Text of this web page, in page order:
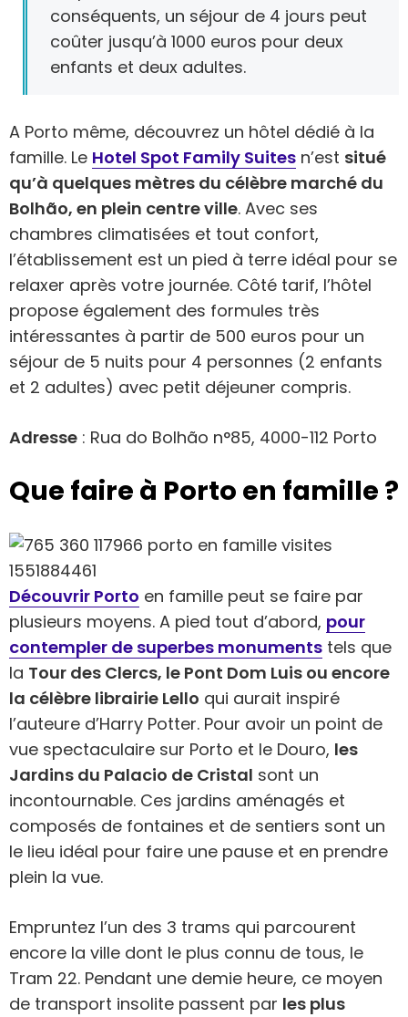
conséquents, un séjour de 4 jours peut
coûter jusqu’à 1000 euros pour deux
enfants et deux adultes.
A Porto même, découvrez un hôtel dédié à la
famille. Le Hotel Spot Family Suites n’est situé
qu’à quelques mètres du célèbre marché du
Bolhão, en plein centre ville. Avec ses
chambres climatisées et tout confort,
l’établissement est un pied à terre idéal pour se
relaxer après votre journée. Côté tarif, l’hôtel
propose également des formules très
intéressantes à partir de 500 euros pour un
séjour de 5 nuits pour 4 personnes (2 enfants
et 2 adultes) avec petit déjeuner compris.
Adresse : Rua do Bolhão n°85, 4000-112 Porto
Que faire à Porto en famille ?
Découvrir Porto en famille peut se faire par
plusieurs moyens. A pied tout d’abord, pour
contempler de superbes monuments tels que
la Tour des Clercs, le Pont Dom Luis ou encore
la célèbre librairie Lello qui aurait inspiré
l’auteure d’Harry Potter. Pour avoir un point de
vue spectaculaire sur Porto et le Douro, les
Jardins du Palacio de Cristal sont un
incontournable. Ces jardins aménagés et
composés de fontaines et de sentiers sont un
le lieu idéal pour faire une pause et en prendre
plein la vue.
Empruntez l’un des 3 trams qui parcourent
encore la ville dont le plus connu de tous, le
Tram 22. Pendant une demie heure, ce moyen
de transport insolite passent par les plus